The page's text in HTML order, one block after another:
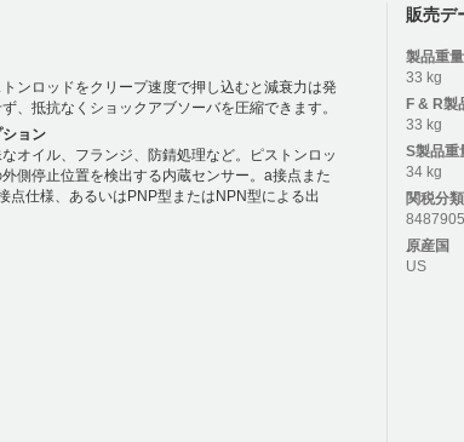
トンロッドをクリープ速度で押し込むと減衰力は発
、抵抗なくショックアブソーバを圧縮できます。
ション
オイル、フランジ、防錆処理など。ピストンロッ
外側停止位置を検出する内蔵センサー。a接点また
点仕様、あるいはPNP型またはNPN型による出
販売デ
製品重量
33 kg
F & R製
33 kg
S製品重
34 kg
関税分
原産国
US